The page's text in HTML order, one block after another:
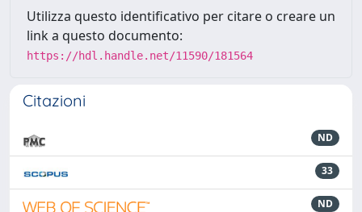
Utilizza questo identificativo per citare o creare un
link a questo documento:
https://hdl.handle.net/11590/181564
Citazioni
ND
33
ND